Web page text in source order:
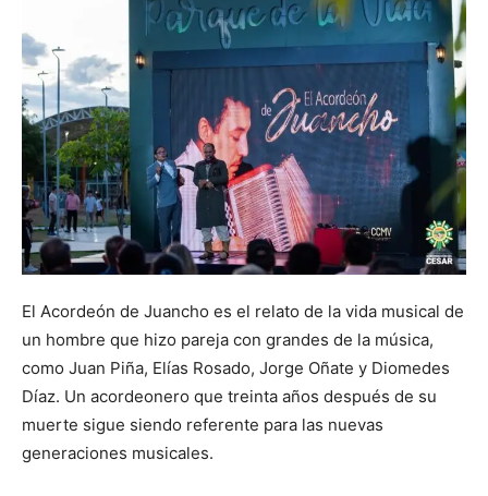
El Acordeón de Juancho es el relato de la vida musical de
un hombre que hizo pareja con grandes de la música,
como Juan Piña, Elías Rosado, Jorge Oñate y Diomedes
Díaz. Un acordeonero que treinta años después de su
muerte sigue siendo referente para las nuevas
generaciones musicales.